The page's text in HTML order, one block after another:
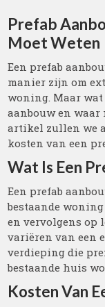
Prefab
Moet Weten
Een prefab
manier zijn om
woning. Maar wat
aanbouw en waar
artikel zullen we
kosten van een
Wat Is Een
Een prefab
bestaande
en vervolgens op
variëren van een
verdieping die
bestaande huis
Kosten Van